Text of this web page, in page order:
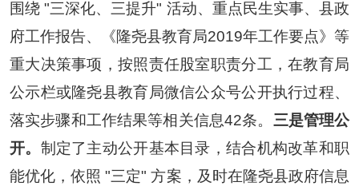
围绕 "三深化、三提升" 活动、重点民生实事、县政
府工作报告、《隆尧县教育局2019年工作要点》等
重大决策事项，按照责任股室职责分工，在教育局
公示栏或隆尧县教育局微信公众号公开执行过程、
落实步骤和工作结果等相关信息42条。 三是管理公
开。 制定了主动公开基本目录，结合机构改革和职
能优化，依照 "三定" 方案，及时在隆尧县政府信息